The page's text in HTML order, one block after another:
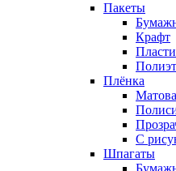
Пакеты
Крафт
Плёнка
С
Шпагаты